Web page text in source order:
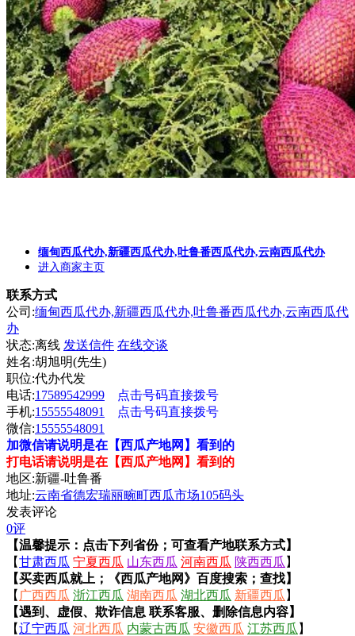
缅甸西瓜代办,新疆西瓜代办,吐鲁番西瓜代办,云南西瓜代办
进入商家主页
联系方式
公司:缅甸西瓜代办,新疆西瓜代办,吐鲁番西瓜代办,云南西瓜代
办
状态:离线 发送信件 在线交谈
姓名:胡旭明(先生)
职位:代办代发
电话:17589542999
点击号码直接拨号
手机:15555548091
点击号码直接拨号
微信:15555548091
加微信请说明是在【西瓜产地网】看到的
打电话请说明是在【西瓜产地网】看到的
地区:新疆-吐鲁番
地址:云南省德宏瑞丽畹町西瓜市场105码头
发表评论
0评
【温馨提示：点击下列省份；可查看产地联系方式】
【甘肃西瓜 宁夏西瓜 山东西瓜 河南西瓜 陕西西瓜 】
【买卖西瓜就上；《西瓜产地网》百度搜索；查找】
【 广西西瓜 浙江西瓜 湖南西瓜 湖北西瓜 新疆西瓜 】
【遇到、虚假、欺诈信息 联系客服、删除信息内容】
【辽宁西瓜 河北西瓜 内蒙古西瓜 安徽西瓜 江苏西瓜 】